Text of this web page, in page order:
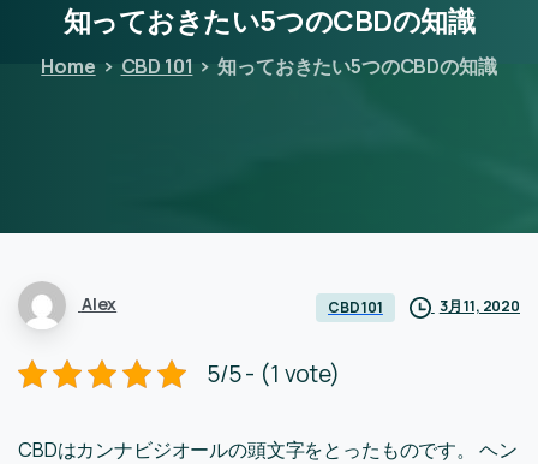
知っておきたい5つのCBDの知識
Home CBD 101 知っておきたい5つのCBDの知識
Alex CBD 101 3月 11, 2020
5/5 - (1 vote)
CBDはカンナビジオールの頭文字をとったものです。 ヘン